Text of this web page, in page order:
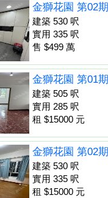
金獅花園 第02期
建築 530 呎
實用 335 呎
售 $499 萬
金獅花園 第01期
建築 505 呎
實用 285 呎
租 $15000 元
金獅花園 第02期
建築 530 呎
實用 335 呎
租 $15000 元